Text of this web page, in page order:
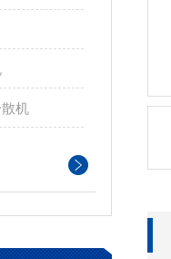
机